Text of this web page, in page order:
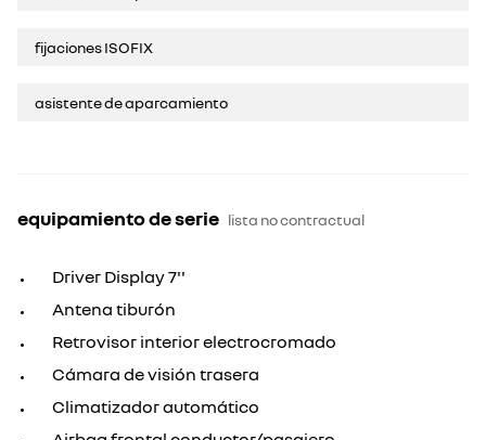
fijaciones ISOFIX
asistente de aparcamiento
equipamiento de serie lista no contractual
Driver Display 7''
Antena tiburón
Retrovisor interior electrocromado
Cámara de visión trasera
Climatizador automático